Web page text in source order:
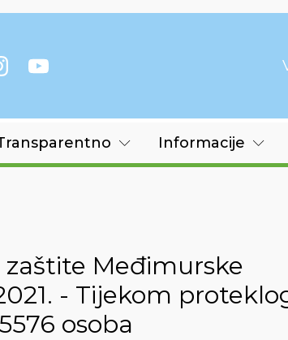
Informacije
zaštite Međimurske
- Tijekom
osoba